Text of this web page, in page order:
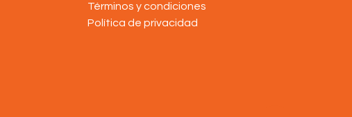
Términos y condiciones
Política de privacidad